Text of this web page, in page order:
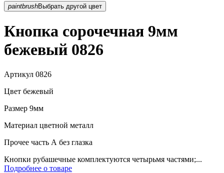
paintbrush Выбрать другой цвет
Кнопка сорочечная 9мм
бежевый 0826
Артикул 0826
Цвет бежевый
Размер 9мм
Материал цветной металл
Прочее часть А без глазка
Кнопки рубашечные комплектуются четырьмя частями;...
Подробнее о товаре